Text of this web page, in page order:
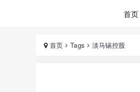
首页
首页 Tags 淡马锡控股